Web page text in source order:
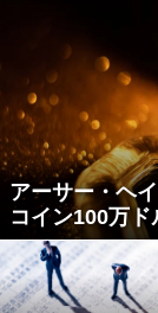
アーサー・ヘ
コイン100万